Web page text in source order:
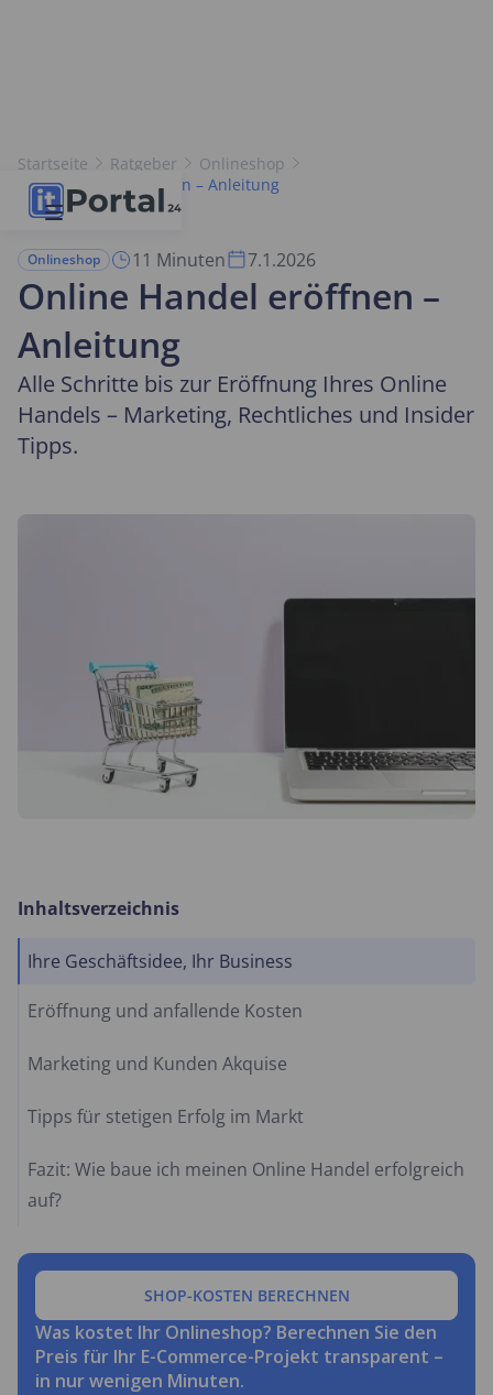
Startseite Ratgeber
Onlineshop
Online Handel eröffnen – Anleitung
Onlineshop 11 Minuten 7.1.2026
Online Handel eröffnen –
Anleitung
Alle Schritte bis zur Eröffnung Ihres Online
Handels – Marketing, Rechtliches und Insider
Tipps.
Inhaltsverzeichnis
Ihre Geschäftsidee, Ihr Business
Eröffnung und anfallende Kosten
Marketing und Kunden Akquise
Tipps für stetigen Erfolg im Markt
Fazit: Wie baue ich meinen Online Handel erfolgreich
auf?
Was kostet Ihr Onlineshop? Berechnen Sie den
Preis für Ihr E-Commerce-Projekt transparent –
in nur wenigen Minuten.
SHOP-KOSTEN BERECHNEN